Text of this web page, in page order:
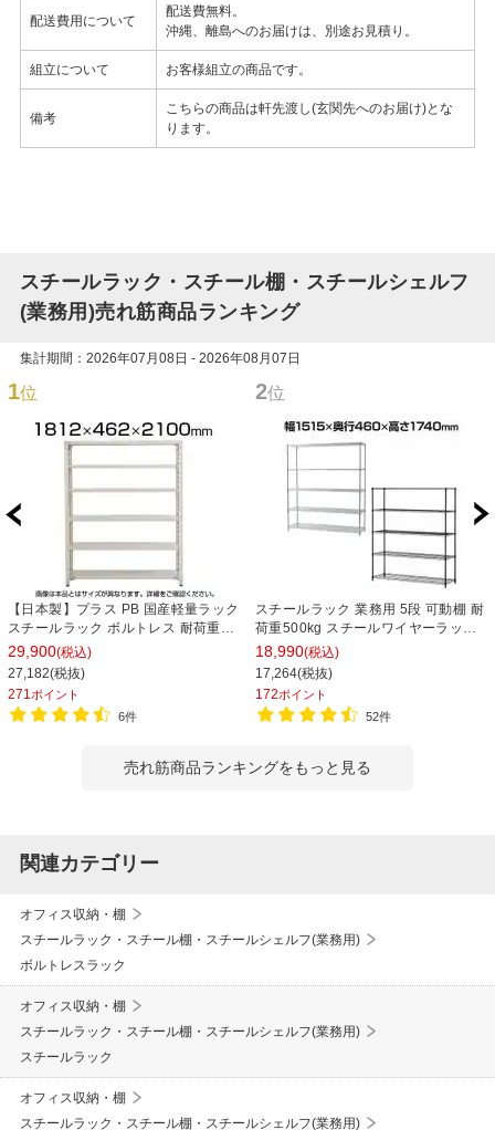
配送費用について
配送費無料。
沖縄、離島へのお届けは、別途お見積り。
組立について お客様組立の商品です。
備考
こちらの商品は軒先渡し(玄関先へのお届け)とな
ります。
スチールラック・スチール棚・スチールシェルフ
(業務用)売れ筋商品ランキング
集計期間：2026年07月08日 - 2026年08月07日
1位
【日本製】プラス PB 国産軽量ラック
スチールラック ボルトレス 耐荷重
150kg/段 天地6段 幅1812×奥行462×
高さ2100mm スチール棚 スチールシ
ェルフ 収納棚 オープンラック 収納ラ
ック
29,900(税込)
27,182(税抜)
271 ポイント
6件
2位
スチールラック 業務用 5段 可動棚 耐
荷重500kg スチールワイヤーラック
シェルゴ 幅1515×奥行460×高さ
1740mm
18,990(税込)
17,264(税抜)
172ポイント
52件
売れ筋商品ランキングをもっと見る
関連カテゴリー
オフィス収納・棚
スチールラック・スチール棚・スチールシェルフ(業務用)
ボルトレスラック
オフィス収納・棚
スチールラック・スチール棚・スチールシェルフ(業務用)
スチールラック
オフィス収納・棚
スチールラック・スチール棚・スチールシェルフ(業務用)